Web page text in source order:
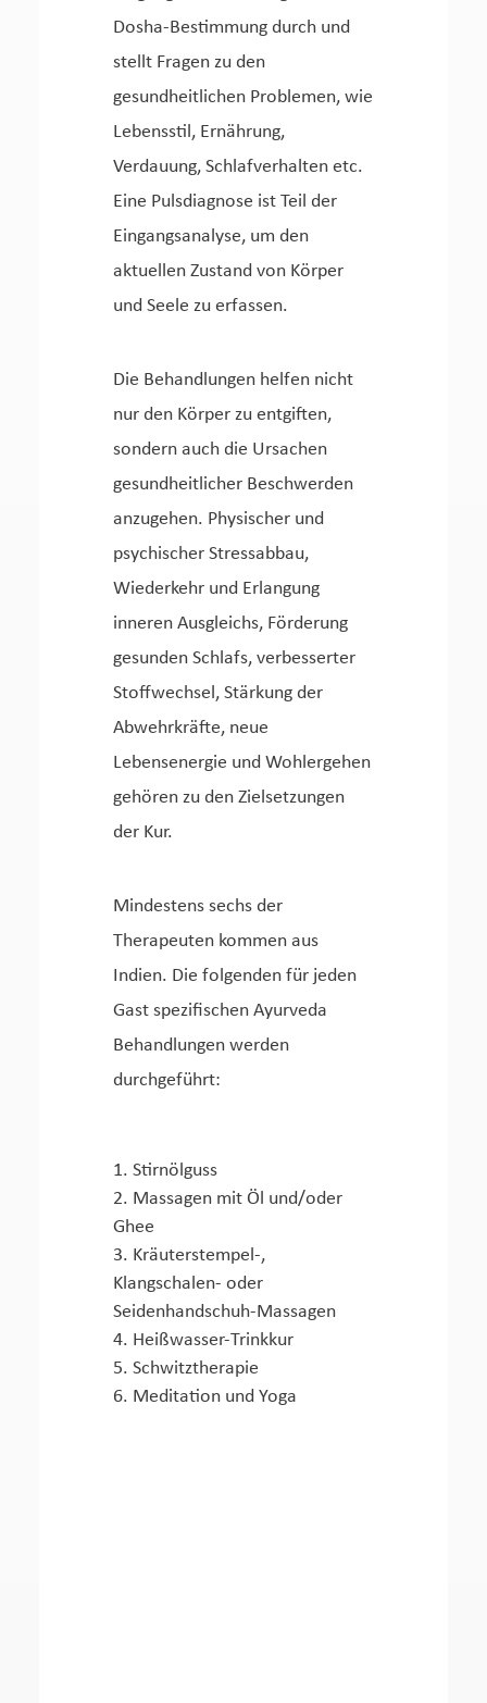
Dosha-Bestimmung durch und
stellt Fragen zu den
gesundheitlichen Problemen, wie
Lebensstil, Ernährung,
Verdauung, Schlafverhalten etc.
Eine Pulsdiagnose ist Teil der
Eingangsanalyse, um den
aktuellen Zustand von Körper
und Seele zu erfassen.
Die Behandlungen helfen nicht
nur den Körper zu entgiften,
sondern auch die Ursachen
gesundheitlicher Beschwerden
anzugehen. Physischer und
psychischer Stressabbau,
Wiederkehr und Erlangung
inneren Ausgleichs, Förderung
gesunden Schlafs, verbesserter
Stoffwechsel, Stärkung der
Abwehrkräfte, neue
Lebensenergie und Wohlergehen
gehören zu den Zielsetzungen
der Kur.
Mindestens sechs der
Therapeuten kommen aus
Indien. Die folgenden für jeden
Gast spezifischen Ayurveda
Behandlungen werden
durchgeführt:
Stirnölguss
Massagen mit Öl und/oder
Ghee
Kräuterstempel-,
Klangschalen- oder
Seidenhandschuh-Massagen
Heißwasser-Trinkkur
Schwitztherapie
Meditation und Yoga